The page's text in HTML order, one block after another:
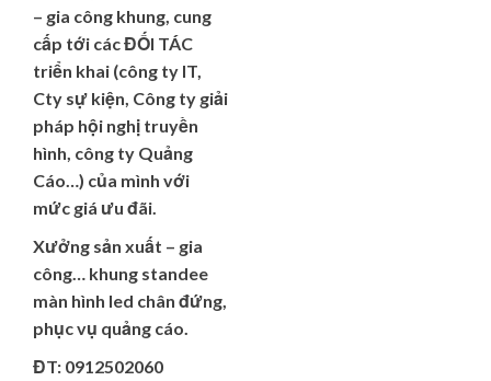
– gia công khung, cung
cấp tới các ĐỐI TÁC
triển khai (công ty IT,
Cty sự kiện, Công ty giải
pháp hội nghị truyền
hình, công ty Quảng
Cáo…) của mình với
mức giá ưu đãi.
Xưởng sản xuất – gia
công… khung standee
màn hình led chân đứng,
phục vụ quảng cáo.
ĐT: 0912502060